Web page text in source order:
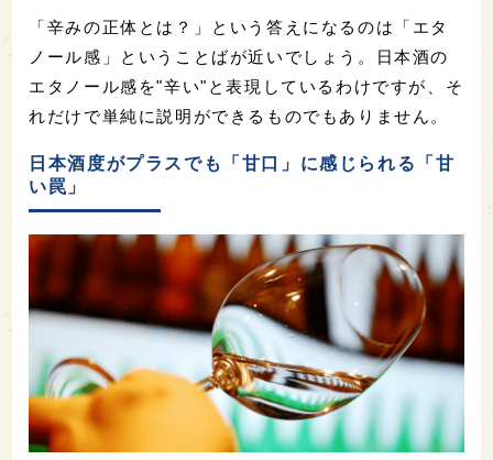
「辛みの正体とは？」という答えになるのは「エタ
ノール感」ということばが近いでしょう。日本酒の
エタノール感を"辛い"と表現しているわけですが、そ
れだけで単純に説明ができるものでもありません。
日本酒度がプラスでも「甘口」に感じられる「甘
い罠」